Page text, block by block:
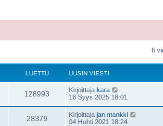
6
LUETTU UUSIN VIESTI
128993 Kirjoittaja kara
18 Syys 2025 18:01
28379 Kirjoittaja jan.mankki
04 Huhti 2021 18:24